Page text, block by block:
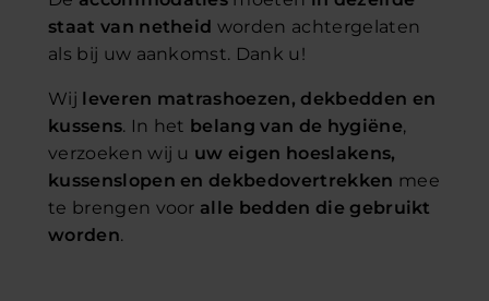
staat van netheid worden achtergelaten
als bij uw aankomst. Dank u!
Wij
leveren matrashoezen, dekbedden en
kussens. In het belang van de hygiëne,
verzoeken wij u uw eigen hoeslakens,
kussenslopen en dekbedovertrekken mee
te brengen voor alle bedden die gebruikt
worden.